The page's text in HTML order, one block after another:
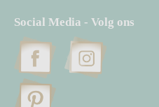
Social Media - Volg ons